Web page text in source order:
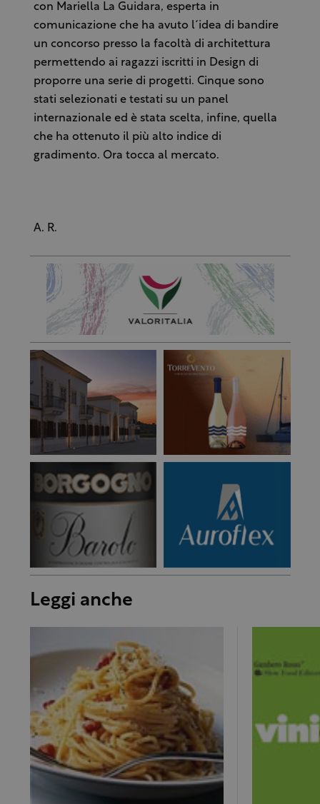
con Mariella La Guidara, esperta in
comunicazione che ha avuto l´idea di bandire
un concorso presso la facoltà di architettura
permettendo ai ragazzi iscritti in Design di
proporre una serie di progetti. Cinque sono
stati selezionati e testati su un panel
internazionale ed è stata scelta, infine, quella
che ha ottenuto il più alto indice di
gradimento. Ora tocca al mercato.
A. R.
Leggi anche